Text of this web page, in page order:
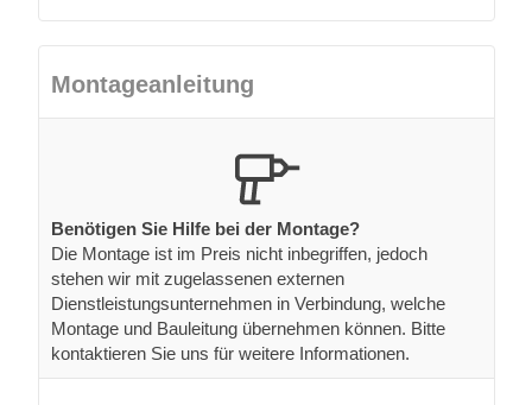
Montageanleitung
Benötigen Sie Hilfe bei der Montage?
Die Montage ist im Preis nicht inbegriffen, jedoch
stehen wir mit zugelassenen externen
Dienstleistungsunternehmen in Verbindung, welche
Montage und Bauleitung übernehmen können. Bitte
kontaktieren Sie uns für weitere Informationen.